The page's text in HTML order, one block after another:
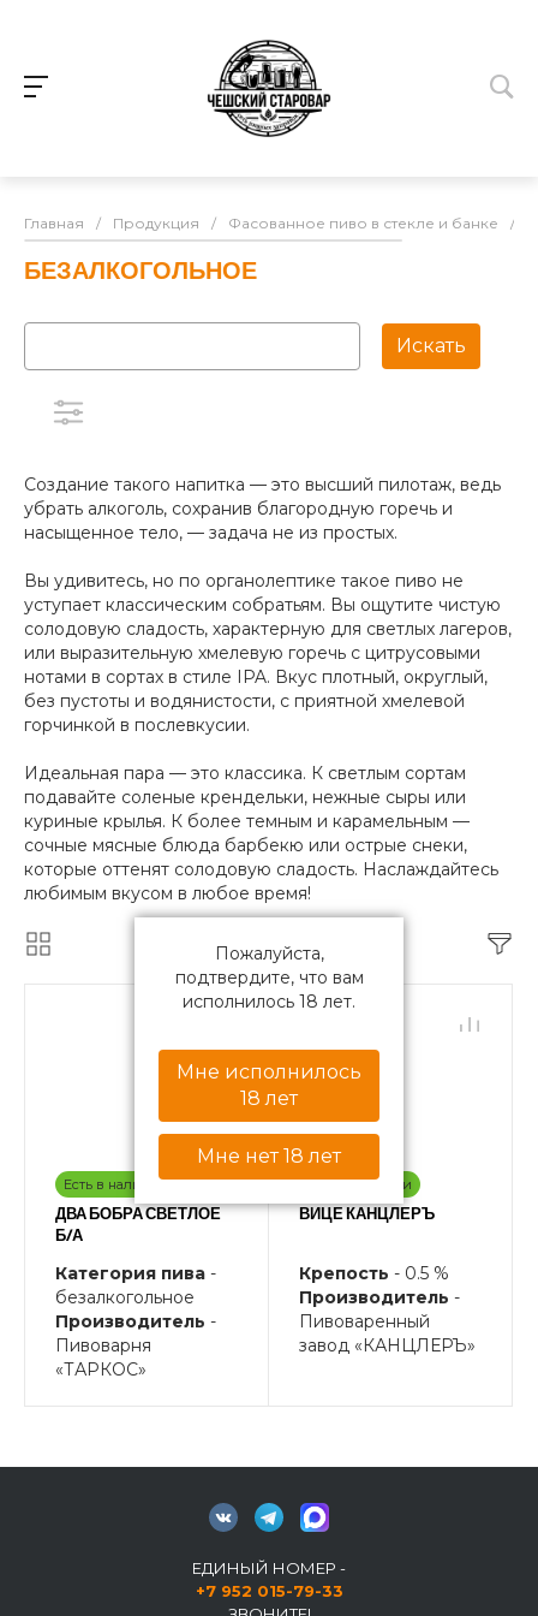
Главная / Продукция / Фасованное пиво в стекле и банке /
БЕЗАЛКОГОЛЬНОЕ
Создание такого напитка — это высший пилотаж, ведь
убрать алкоголь, сохранив благородную горечь и
насыщенное тело, — задача не из простых.
Вы удивитесь, но по органолептике такое пиво не
уступает классическим собратьям. Вы ощутите чистую
солодовую сладость, характерную для светлых лагеров,
или выразительную хмелевую горечь с цитрусовыми
нотами в сортах в стиле IPA. Вкус плотный, округлый,
без пустоты и водянистости, с приятной хмелевой
горчинкой в послевкусии.
Идеальная пара — это классика. К светлым сортам
подавайте соленые крендельки, нежные сыры или
куриные крылья. К более темным и карамельным —
сочные мясные блюда барбекю или острые снеки,
которые оттенят солодовую сладость. Наслаждайтесь
любимым вкусом в любое время!
Сортировка
Есть в наличии
ДВА БОБРА СВЕТЛОЕ
Б/А
Категория пива -
безалкогольное
Производитель -
Пивоварня
«ТАРКОС»
Есть в наличии
ВИЦЕ КАНЦЛЕРЪ
Крепость - 0.5 %
Производитель -
Пивоваренный
завод «КАНЦЛЕРЪ»
ЕДИНЫЙ НОМЕР -
+7 952 015-79-33
Пожалуйста,
подтвердите, что вам
исполнилось 18 лет.
Мне исполнилось
18 лет
Мне нет 18 лет